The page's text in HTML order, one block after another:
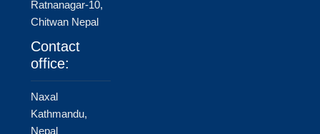
Ratnanagar-10,
Chitwan Nepal
Contact
office:
Naxal
Kathmandu,
Nepal